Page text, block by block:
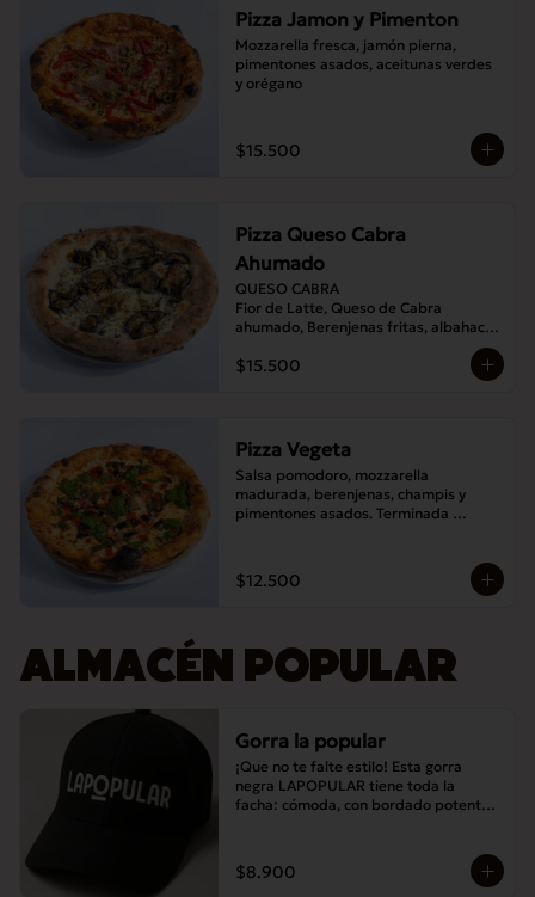
Pizza Jamon y Pimenton
Mozzarella fresca, jamón pierna,
pimentones asados, aceitunas verdes
y orégano
$15.500
Pizza Queso Cabra
Ahumado
QUESO CABRA
Fior de Latte, Queso de Cabra
ahumado, Berenjenas fritas, albahaca ,
$15.500
Pizza Vegeta
Salsa pomodoro, mozzarella
madurada, berenjenas, champis y
pimentones asados. Terminada
$12.500
ALMACÉN POPULAR
Gorra la popular
¡Que no te falte estilo! Esta gorra
negra LAPOPULAR tiene toda la
facha: cómoda, con bordado potente y
$8.900